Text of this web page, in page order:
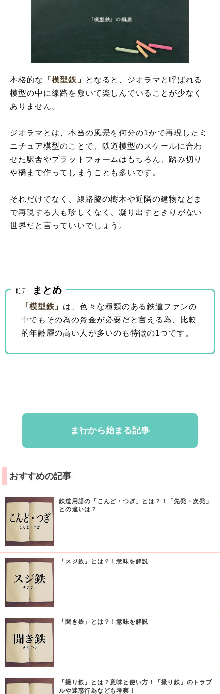
本格的な 「模型鉄」
となると、ジオラマと呼ばれる
模型の中に線路を敷いて楽しんでいることが少なく
ありません。
ジオラマとは、本当の風景を何分の1かで再現したミ
ニチュア模型のことで、鉄道模型のスケールに合わ
せた駅舎やプラットフォームはもちろん、踏み切り
や橋まで作ってしまうことも多いです。
それだけでなく、線路脇の樹木や近隣の建物などま
で再現する人も珍しくなく、凝り出すときりがない
世界だと言っていいでしょう。
まとめ
「模型鉄」 は、色々な種類のある鉄道ファンの
中でもその為の資金が必要だと言える為、比較
的年齢層の高い人が多いのも特徴の1つです。
ま行から始まる記事
おすすめの記事
鉄道用語の「こんど・つぎ」とは？！「先発・次発」
との違いは？
「スジ鉄」とは？！意味を解説
「聞き鉄」とは？！意味を解説
「撮り鉄」とは？意味と使い方！「撮り鉄」のトラブ
ルや迷惑行為なども考察！